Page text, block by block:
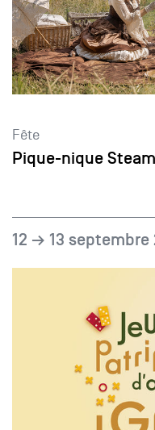
Fête
Pique-nique
12 → 13 septembre